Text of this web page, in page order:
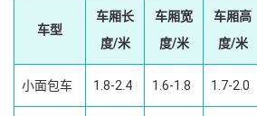
车型
车厢长
度/米
车厢宽
度/米
车厢高
度/米
小面包车 1.8-2.4 1.6-1.8 1.7-2.0